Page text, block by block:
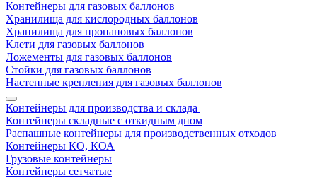
Контейнеры для газовых баллонов
Хранилища для кислородных баллонов
Хранилища для пропановых баллонов
Клети для газовых баллонов
Ложементы для газовых баллонов
Стойки для газовых баллонов
Настенные крепления для газовых баллонов
Контейнеры для производства и склада
Контейнеры складные с откидным дном
Распашные контейнеры для производственных отходов
Контейнеры КО, КОА
Грузовые контейнеры
Контейнеры сетчатые